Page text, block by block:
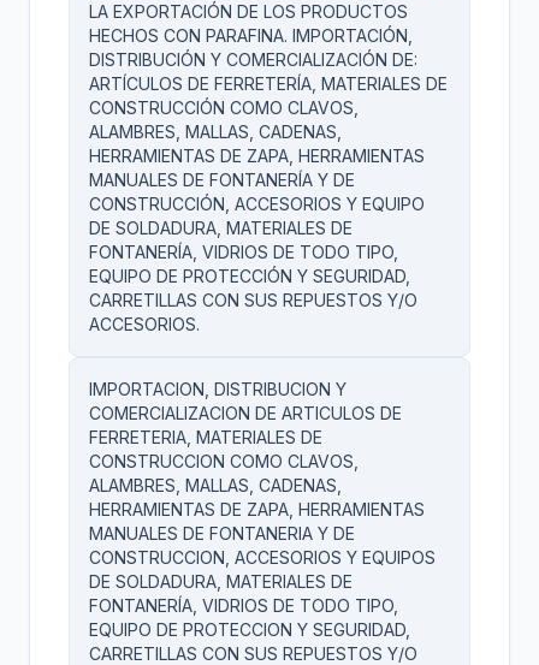
LA EXPORTACIÓN DE LOS PRODUCTOS
HECHOS CON PARAFINA. IMPORTACIÓN,
DISTRIBUCIÓN Y COMERCIALIZACIÓN DE:
ARTÍCULOS DE FERRETERÍA, MATERIALES DE
CONSTRUCCIÓN COMO CLAVOS,
ALAMBRES, MALLAS, CADENAS,
HERRAMIENTAS DE ZAPA, HERRAMIENTAS
MANUALES DE FONTANERÍA Y DE
CONSTRUCCIÓN, ACCESORIOS Y EQUIPO
DE SOLDADURA, MATERIALES DE
FONTANERÍA, VIDRIOS DE TODO TIPO,
EQUIPO DE PROTECCIÓN Y SEGURIDAD,
CARRETILLAS CON SUS REPUESTOS Y/O
ACCESORIOS.
IMPORTACION, DISTRIBUCION Y
COMERCIALIZACION DE ARTICULOS DE
FERRETERIA, MATERIALES DE
CONSTRUCCION COMO CLAVOS,
ALAMBRES, MALLAS, CADENAS,
HERRAMIENTAS DE ZAPA, HERRAMIENTAS
MANUALES DE FONTANERIA Y DE
CONSTRUCCION, ACCESORIOS Y EQUIPOS
DE SOLDADURA, MATERIALES DE
FONTANERÍA, VIDRIOS DE TODO TIPO,
EQUIPO DE PROTECCION Y SEGURIDAD,
CARRETILLAS CON SUS REPUESTOS Y/O